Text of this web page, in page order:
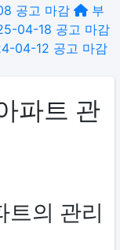
공고 마감
부
04-18 공고 마감
04-12 공고 마감
파트 관
트의 관리